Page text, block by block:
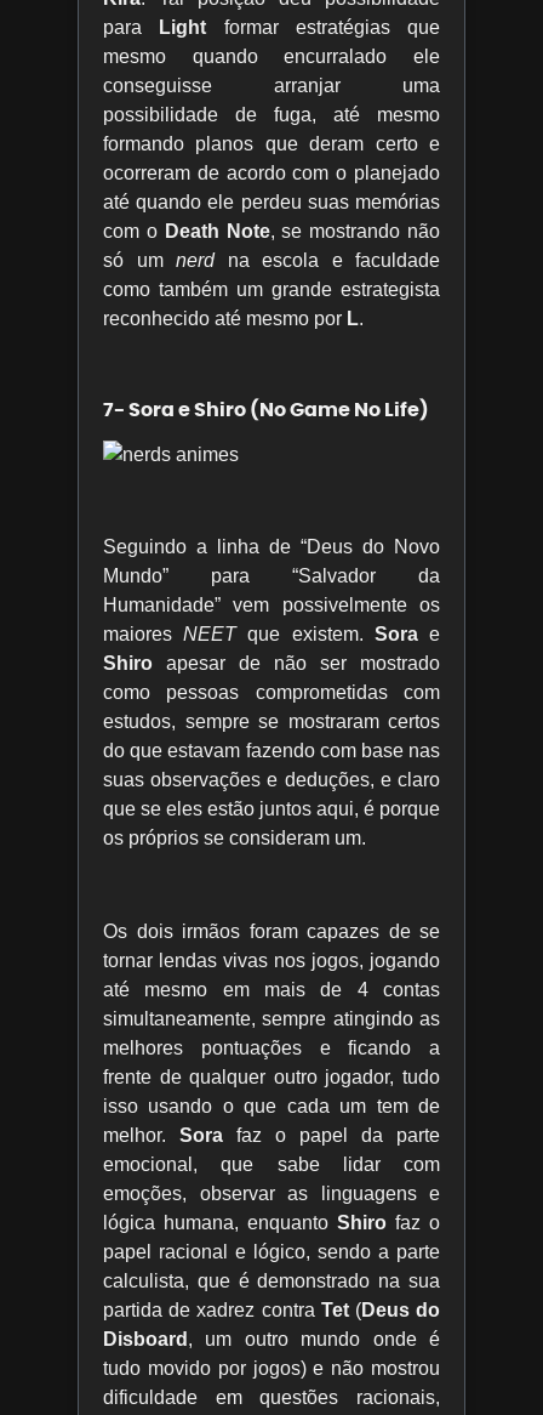
para
Light formar estratégias que
mesmo quando encurralado ele
conseguisse arranjar uma
possibilidade de fuga, até mesmo
formando planos que deram certo e
ocorreram de acordo com o planejado
até quando ele perdeu suas memórias
com o Death Note, se mostrando não
só um nerdna escola e faculdade
como também um grande estrategista
reconhecido até mesmo por L.
7- Sora e Shiro (No Game No Life)
Seguindo a linha de “Deus do Novo
Mundo” para “Salvador da
Humanidade” vem possivelmente os
maioresNEETque existem. Sorae
Shiro apesar de não ser mostrado
como pessoas comprometidas com
estudos, sempre se mostraram certos
do que estavam fazendo com base nas
suas observações e deduções, e claro
que se eles estão juntos aqui, é porque
os próprios se consideram um.
Os dois irmãos foram capazes de se
tornar lendas vivas nos jogos, jogando
até mesmo em mais de 4 contas
simultaneamente, sempre atingindo as
melhores pontuações e ficando a
frente de qualquer outro jogador, tudo
isso usando o que cada um tem de
melhor. Sora faz o papel da parte
emocional, que sabe lidar com
emoções, observar as linguagens e
lógica humana, enquanto Shiro faz o
papel racional e lógico, sendo a parte
calculista, que é demonstrado na sua
partida de xadrez contra Tet(Deus do
Disboard , um outro mundo onde é
tudo movido por jogos) e não mostrou
dificuldade em questões racionais,